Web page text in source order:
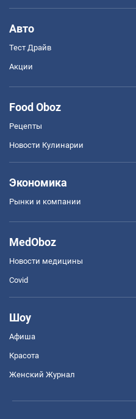
Авто
Тест Драйв
Акции
Food Oboz
Рецепты
Новости Кулинарии
Экономика
Рынки и компании
MedOboz
Новости медицины
Covid
Шоу
Афиша
Красота
Женский Журнал